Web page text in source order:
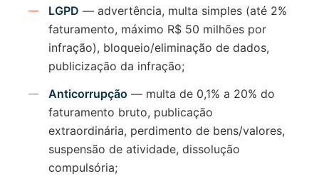
LGPD — advertência, multa simples (até 2%
faturamento, máximo R$ 50 milhões por
infração), bloqueio/eliminação de dados,
publicização da infração;
Anticorrupção — multa de 0,1% a 20% do
faturamento bruto, publicação
extraordinária, perdimento de bens/valores,
suspensão de atividade, dissolução
compulsória;